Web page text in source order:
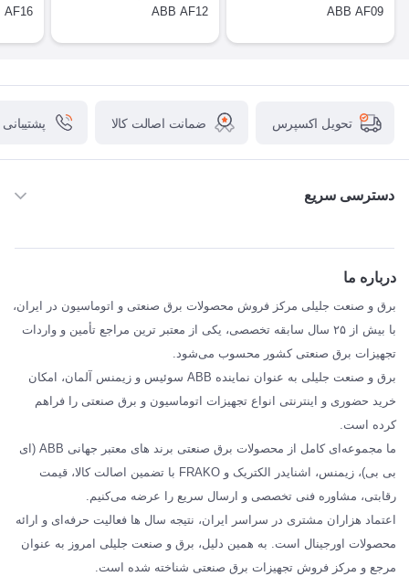
ABB AF09
ABB AF12
AF16
تحویل اکسپرس ضمانت اصالت کالا
دسترسی سریع
SCHNEIDER
فراکو FRAKO
مقالات تخصصی برق صنعتی
درباره ما
برق و صنعت جلیلی مرکز فروش محصولات برق صنعتی و اتوماسیون در ایران،
با بیش از ۲۵ سال سابقه تخصصی، یکی از معتبر ترین مراجع تأمین و واردات
تجهیزات برق صنعتی کشور محسوب می‌شود.
برق و صنعت جلیلی به عنوان نماینده ABB سوئیس و زیمنس آلمان، امکان
خرید حضوری و اینترنتی انواع تجهیزات اتوماسیون و برق صنعتی را فراهم
کرده است.
ما مجموعه‌ای کامل از محصولات برق صنعتی برند های معتبر جهانی ABB (ای
بی بی)، زیمنس، اشنایدر الکتریک و FRAKO با تضمین اصالت کالا، قیمت
رقابتی، مشاوره فنی تخصصی و ارسال سریع را عرضه می‌کنیم.
اعتماد هزاران مشتری در سراسر ایران، نتیجه سال ها فعالیت حرفه‌ای و ارائه
محصولات اورجینال است. به همین دلیل، برق و صنعت جلیلی امروز به عنوان
مرجع و مرکز فروش تجهیزات برق صنعتی شناخته شده است.